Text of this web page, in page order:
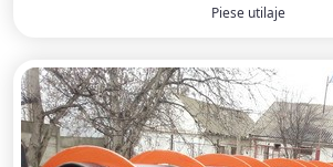
Piese utilaje